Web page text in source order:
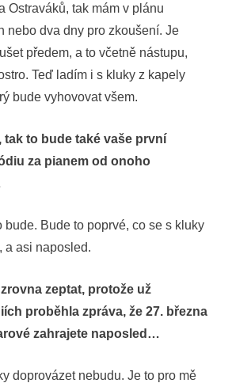
Ostraváků, tak mám v plánu
nebo dva dny pro zkoušení. Je
předem, a to včetně nástupu,
Teď ladím i s kluky z kapely
bude vyhovovat všem.
tak to bude také vaše první
za pianem od onoho
bude. Bude to poprvé, co se s kluky
a asi naposled.
zeptat, protože už
proběhla zpráva, že 27. března
zahrajete naposled…
doprovázet nebudu. Je to pro mě